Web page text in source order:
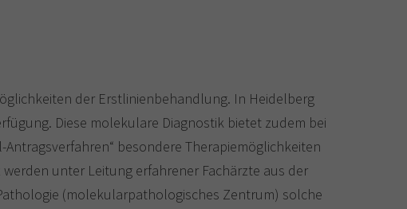
der Erstlinienbehandlung. In Heidelberg
Diese molekulare Diagnostik bietet zudem bei
besondere Therapiemöglichkeiten
unter Leitung erfahrener Fachärzte aus der
(molekularpathologisches Zentrum) solche